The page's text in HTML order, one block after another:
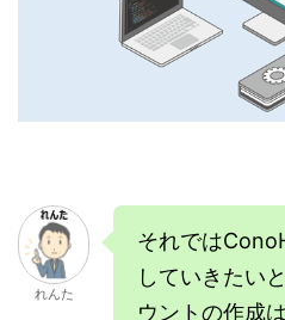
れんた
それでは
していきたい
ウントの作成は